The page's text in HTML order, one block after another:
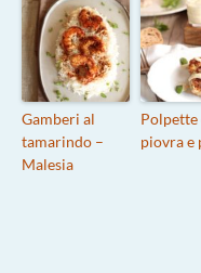
Gamberi al
tamarindo –
Malesia
Polpette
piovra e